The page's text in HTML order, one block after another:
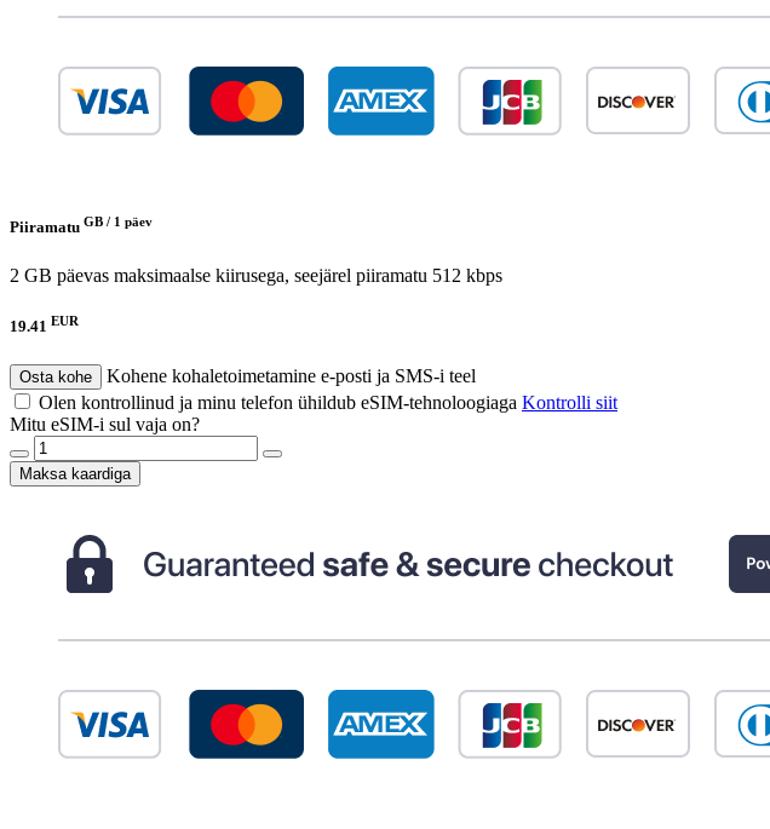
Piiramatu GB / 1 päev
2 GB päevas maksimaalse kiirusega, seejärel piiramatu 512 kbps
19.41 EUR
Osta kohe
Kohene kohaletoimetamine e-posti ja SMS-i teel
Olen kontrollinud ja minu telefon ühildub eSIM-tehnoloogiaga Kontrolli siit
Mitu eSIM-i sul vaja on?
Maksa kaardiga